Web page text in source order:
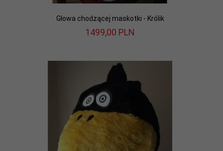
Głowa chodzącej maskotki - Królik
1499,00 PLN